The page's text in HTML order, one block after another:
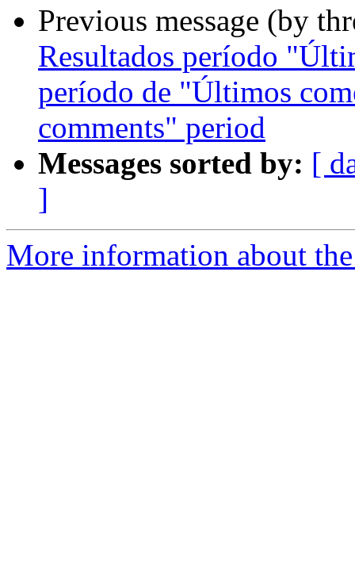
Previous message (by
Resultados período
período de "Últimos
comments" period
Messages sorted by: [
]
More information about